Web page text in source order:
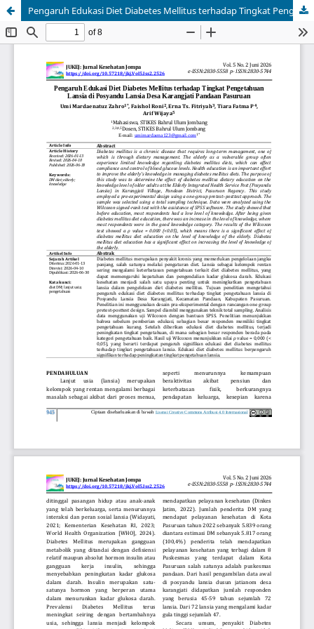
Pengaruh Edukasi Diet Diabetes Mellitus terhadap Tingkat Pengetahuan Lansia di Posyandu Lansia Desa Karangjati Pandaan Pasuruan